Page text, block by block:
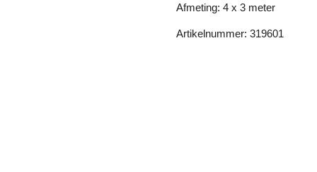
Afmeting: 4 x 3 meter
Artikelnummer: 319601